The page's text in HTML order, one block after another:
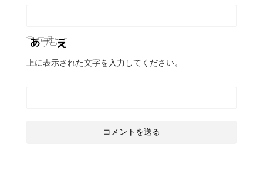
上に表示された文字を入力してください。